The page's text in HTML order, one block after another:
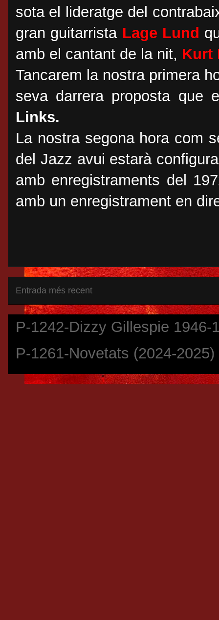
sota el lideratge del
gran guitarrista Lage Lund
amb el cantant de la nit, Kurt
Tancarem la nostra primera
seva darrera proposta que
Links.
La nostra segona hora com
del Jazz avui estarà
amb enregistraments del
amb un enregistrament en
Entrada més recent
P-1242-Dizzy Gillespie 1946-
P-1261-Novetats (2024-2025)